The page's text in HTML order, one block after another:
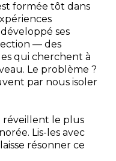
formée tôt dans
ses
— des
qui cherchent à
Le problème ?
par nous isoler
réveillent le plus
Lis-les avec
résonner ce